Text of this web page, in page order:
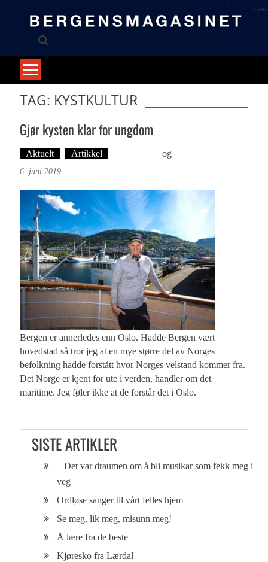
TAG: KYSTKULTUR
Gjør kysten klar for ungdom
Aktuelt Artikkel og
6. juni 2019
–
Bergen er annerledes enn Oslo. Hadde Bergen vært
hovedstad så tror jeg at en mye større del av Norges
befolkning hadde forstått hvor Norges velstand kommer fra.
Det Norge er kjent for ute i verden, handler om det
maritime. Jeg føler ikke at de forstår det i Oslo.
SISTE ARTIKLER
– Det var draumen om å bli musikar som fekk meg i
veg
Ordløse sanger til vårt felles hjem
Se meg, lik meg, misunn meg!
Å lære fra de beste
Kjøresko fra Lærdal